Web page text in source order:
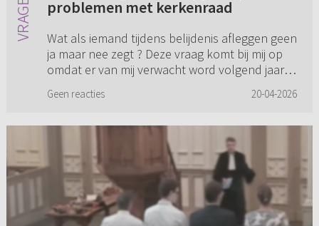
problemen met kerkenraad
Wat als iemand tijdens belijdenis afleggen geen
ja maar nee zegt ? Deze vraag komt bij mij op
omdat er van mij verwacht word volgend jaar
aan geloof niet...
Geen reacties 20-04-2026